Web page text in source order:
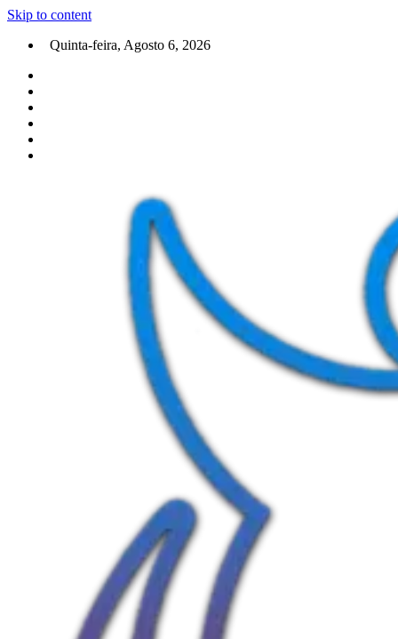
Skip to content
Quinta-feira, Agosto 6, 2026